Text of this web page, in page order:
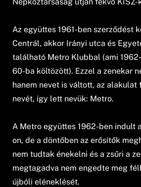
Az együttes 1961-ben szerződést
Centrál, akkor Irányi utca és
található Metro Klubbal (ami
60-ba költözött). Ezzel a zenekar
hanem nevet is váltott, az alakulat
nevét, így lett nevük: Metro.
A Metro együttes 1962-ben indult
on, de a döntőben az erősítők
nem tudtak énekelni és a zsűri a
megtagadva nem engedte meg
újbóli eléneklését.